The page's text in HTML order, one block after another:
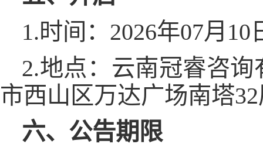
1.时间：2026年07月
2.地点：云南冠睿咨
市西山区万达广场南塔
六、公告期限